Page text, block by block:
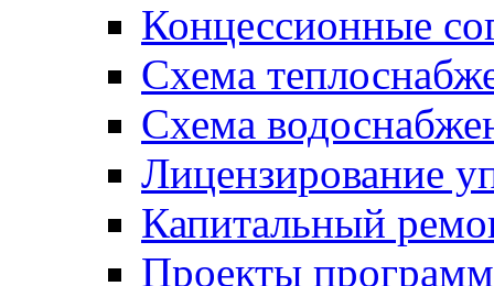
Концессионные
Схема
Схема
Лицензирование
Капитальный
Проекты программ